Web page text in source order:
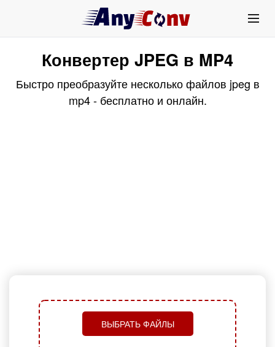
Конвертер JPEG в MP4
Быстро преобразуйте несколько файлов jpeg в
mp4 - бесплатно и онлайн.
ВЫБРАТЬ ФАЙЛЫ